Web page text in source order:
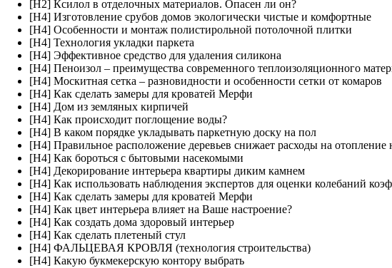
[H2] Ксилол в отделочных материалов. Опасен ли он?
[H4] Изготовление срубов домов экологически чистые и комфортные
[H4] Особенности и монтаж полистирольной потолочной плитки
[H4] Технология укладки паркета
[H4] Эффективное средство для удаления силикона
[H4] Пеноизол – преимущества современного теплоизоляционного
[H4] Москитная сетка – разновидности и особенности сетки от комаров
[H4] Как сделать замеры для кроватей Мерфи
[H4] Дом из земляных кирпичей
[H4] Как происходит поглощение воды?
[H4] В каком порядке укладывать паркетную доску на пол
[H4] Правильное расположение деревьев снижает расходы на отопление
[H4] Как бороться с бытовыми насекомыми
[H4] Декорирование интерьера квартиры диким камнем
[H4] Как использовать наблюдения экспертов для оценки колебаний
[H4] Как сделать замеры для кроватей Мерфи
[H4] Как цвет интерьера влияет на Ваше настроение?
[H4] Как создать дома здоровый интерьер
[H4] Как сделать плетеный стул
[H4] ФАЛЬЦЕВАЯ КРОВЛЯ (технология строительства)
[H4] Какую букмекерскую контору выбрать